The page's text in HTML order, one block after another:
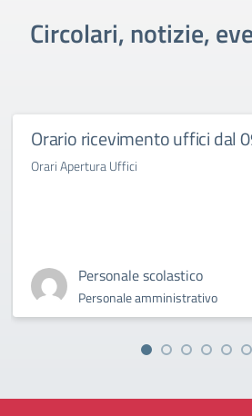
Circolari, notizie,
Orario ricevimento uffici dal
Orari Apertura Uffici
Personale scolastico
Personale amministrativo